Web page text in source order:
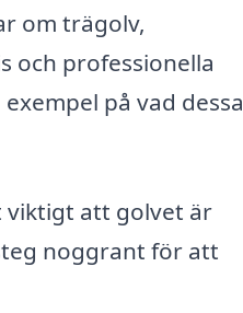
om trägolv,
och professionella
på vad dessa
viktigt att golvet är
noggrant för att